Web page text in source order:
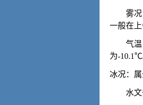
雾况：
一般在
气温：
为-
冰况：
水文